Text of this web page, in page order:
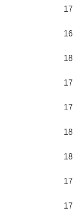
17
16
18
17
17
18
18
17
17